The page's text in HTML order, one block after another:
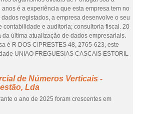
é a experiência que esta empresa tem no
registados, a empresa desenvolve o seu
contabilidade e auditoria; consultoria fiscal. 20
última atualização de dados empresariais.
é R DOS CIPRESTES 48, 2765-623, este
UNIAO FREGUESIAS CASCAIS ESTORIL
de Números Verticais -
Lda
o ano de 2025 foram crescentes em